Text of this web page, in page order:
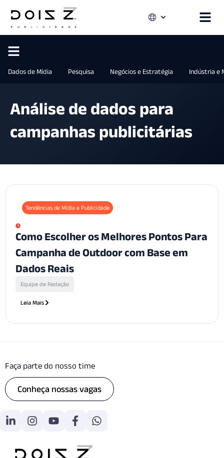
Dados de Mídia Pesquisa Negócios e Estratégia Indústria e
Análise de dados para
campanhas publicitárias
Tendências de Mídia e Publicidade
Como Escolher os Melhores Pontos Para
Campanha de Outdoor com Base em
Dados Reais
Equipe de Redação
Leia Mais
Faça parte do nosso time
Conheça nossas vagas